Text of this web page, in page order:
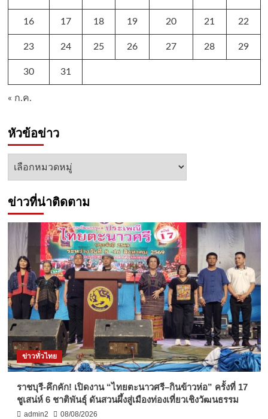
16 17 18 19 20 21 22
23 24 25 26 27 28 29
30 31
« ก.ค.
หัวข้อข่าว
หัวข้อ
ข่าวที่น่าติดตาม
ข่าวทั่วไทย
ราชบุรี-คึกคัก! เปิดงาน “ไทยตะนาวศรี–กินข้าวห่อ” ครั้งที่ 17
ชูเสน่ห์ 6 ชาติพันธุ์ ดันสวนผึ้งสู่เมืองท่องเที่ยวเชิงวัฒนธรรม
admin2 08/08/2026